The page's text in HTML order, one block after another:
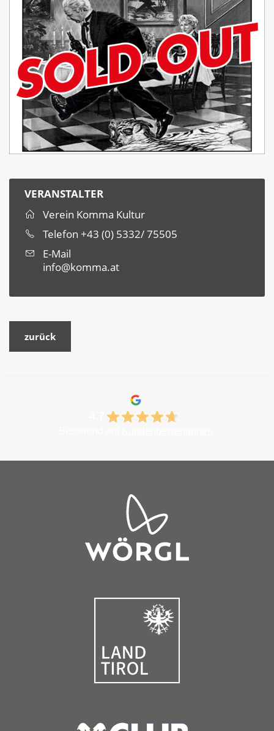
VERANSTALTER
Verein Komma Kultur
Telefon +43 (0) 5332/ 75505
E-Mail
info@komma.at
zurück